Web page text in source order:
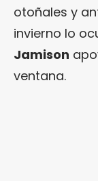
otoñales y
invierno lo
Jamison
ventana.